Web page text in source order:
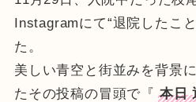
Instagramにて“退院したこ
た。
美しい青空と街並みを背景
たその投稿の冒頭で『 本日